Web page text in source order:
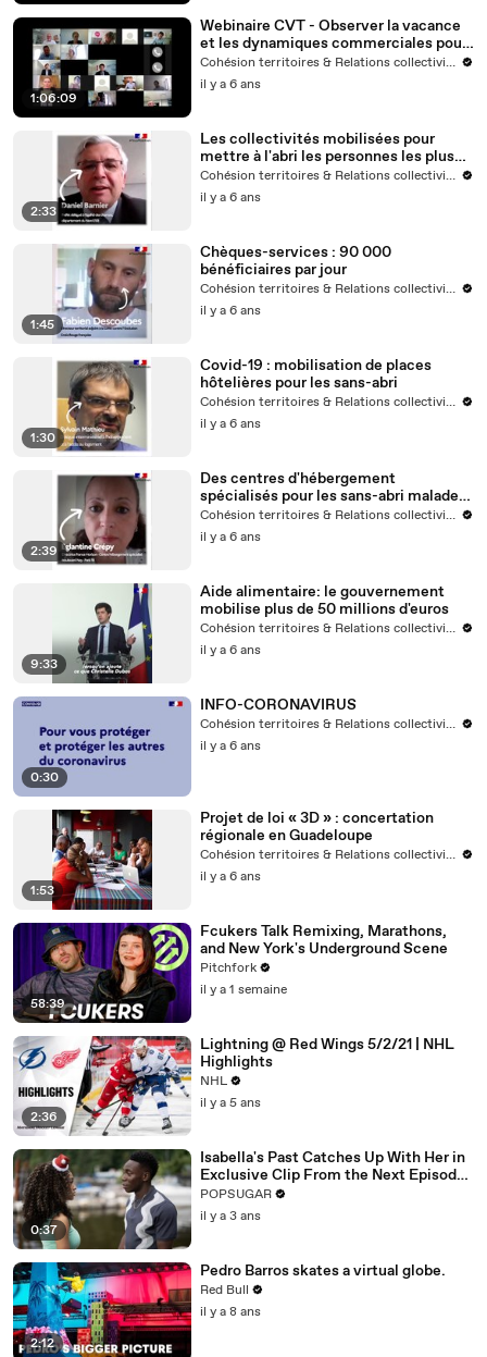
1:06:09
Webinaire CVT - Observer la vacance
et les dynamiques commerciales pour
faire face à la crise (1/2)
Cohésion territoires & Relations collectivités
il y a 6 ans
2:33
Les collectivités mobilisées pour
mettre à l'abri les personnes les plus
fragiles
Cohésion territoires & Relations collectivités
il y a 6 ans
1:45
Chèques-services : 90 000
bénéficiaires par jour
Cohésion territoires & Relations collectivités
il y a 6 ans
1:30
Covid-19 : mobilisation de places
hôtelières pour les sans-abri
Cohésion territoires & Relations collectivités
il y a 6 ans
2:39
Des centres d'hébergement
spécialisés pour les sans-abri malades
du Covid-19
Cohésion territoires & Relations collectivités
il y a 6 ans
9:33
Aide alimentaire: le gouvernement
mobilise plus de 50 millions d'euros
Cohésion territoires & Relations collectivités
il y a 6 ans
0:30
INFO-CORONAVIRUS
Cohésion territoires & Relations collectivités
il y a 6 ans
1:53
Projet de loi « 3D » : concertation
régionale en Guadeloupe
Cohésion territoires & Relations collectivités
il y a 6 ans
58:39
Fcukers Talk Remixing, Marathons,
and New York's Underground Scene
Pitchfork
il y a 1 semaine
2:36
Lightning @ Red Wings 5/2/21 | NHL
Highlights
NHL
il y a 5 ans
0:37
Isabella's Past Catches Up With Her in
Exclusive Clip From the Next Episode
of "Cruel Summer"
POPSUGAR
il y a 3 ans
2:12
Pedro Barros skates a virtual globe.
Red Bull
il y a 8 ans